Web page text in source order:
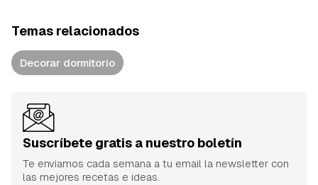
Temas relacionados
Decorar dormitorio
Suscríbete gratis a nuestro boletín
Te enviamos cada semana a tu email la newsletter con
las mejores recetas e ideas.